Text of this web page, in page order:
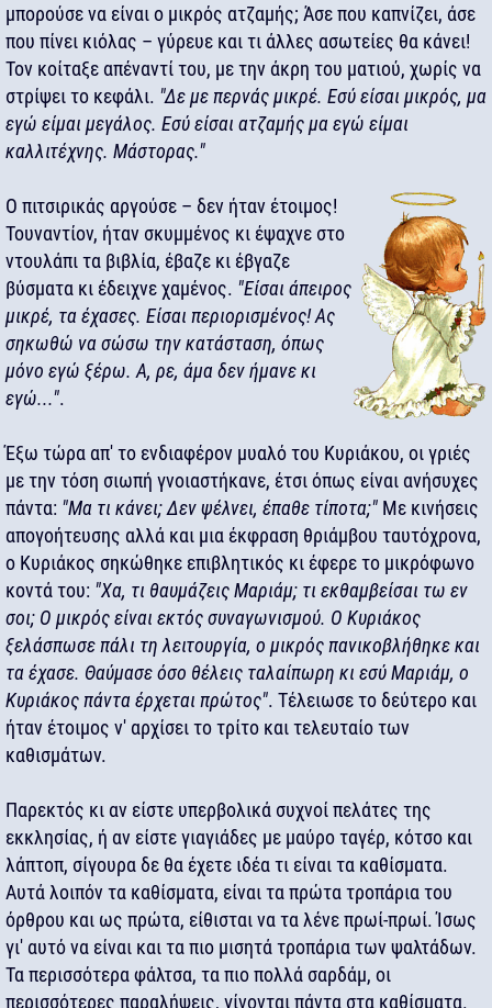
μπορούσε να είναι ο μικρός ατζαμής; Άσε που καπνίζει, άσε
που πίνει κιόλας – γύρευε και τι άλλες ασωτείες θα κάνει!
Τον κοίταξε απέναντί του, με την άκρη του ματιού, χωρίς να
στρίψει το κεφάλι. "Δε με περνάς μικρέ. Εσύ είσαι μικρός, μα
εγώ είμαι μεγάλος. Εσύ είσαι ατζαμής μα εγώ είμαι
καλλιτέχνης. Μάστορας."
Ο πιτσιρικάς αργούσε – δεν ήταν έτοιμος!
Τουναντίον, ήταν σκυμμένος κι έψαχνε στο
ντουλάπι τα βιβλία, έβαζε κι έβγαζε
βύσματα κι έδειχνε χαμένος. "Είσαι άπειρος
μικρέ, τα έχασες. Είσαι περιορισμένος! Ας
σηκωθώ να σώσω την κατάσταση, όπως
μόνο εγώ ξέρω. Α, ρε, άμα δεν ήμανε κι
εγώ...".
Έξω τώρα απ' το ενδιαφέρον μυαλό του Κυριάκου, οι γριές
με την τόση σιωπή γνοιαστήκανε, έτσι όπως είναι ανήσυχες
πάντα: "Μα τι κάνει; Δεν ψέλνει, έπαθε τίποτα;" Με κινήσεις
απογοήτευσης αλλά και μια έκφραση θριάμβου ταυτόχρονα,
ο Κυριάκος σηκώθηκε επιβλητικός κι έφερε το μικρόφωνο
κοντά του: "Χα, τι θαυμάζεις Μαριάμ; τι εκθαμβείσαι τω εν
σοι; Ο μικρός είναι εκτός συναγωνισμού. Ο Κυριάκος
ξελάσπωσε πάλι τη λειτουργία, ο μικρός πανικοβλήθηκε και
τα έχασε. Θαύμασε όσο θέλεις ταλαίπωρη κι εσύ Μαριάμ, ο
Κυριάκος πάντα έρχεται πρώτος". Τέλειωσε το δεύτερο και
ήταν έτοιμος ν' αρχίσει το τρίτο και τελευταίο των
καθισμάτων.
Παρεκτός κι αν είστε υπερβολικά συχνοί πελάτες της
εκκλησίας, ή αν είστε γιαγιάδες με μαύρο ταγέρ, κότσο και
λάπτοπ, σίγουρα δε θα έχετε ιδέα τι είναι τα καθίσματα.
Αυτά λοιπόν τα καθίσματα, είναι τα πρώτα τροπάρια του
όρθρου και ως πρώτα, είθισται να τα λένε πρωί-πρωί. Ίσως
γι' αυτό να είναι και τα πιο μισητά τροπάρια των ψαλτάδων.
Τα περισσότερα φάλτσα, τα πιο πολλά σαρδάμ, οι
περισσότερες παραλήψεις, γίνονται πάντα στα καθίσματα.